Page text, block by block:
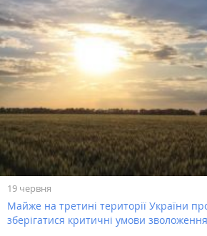
19 червня
Майже на третині території України
зберігатися критичні умови